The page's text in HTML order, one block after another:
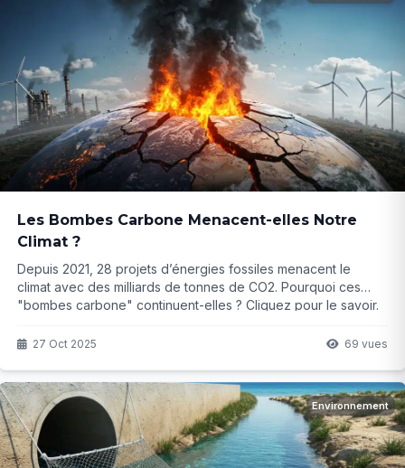
Les Bombes Carbone Menacent-elles Notre
Climat ?
Depuis 2021, 28 projets d’énergies fossiles menacent le
climat avec des milliards de tonnes de CO2. Pourquoi ces
"bombes carbone" continuent-elles ? Cliquez pour le savoir.
27 Oct 2025 69 vues
Environnement